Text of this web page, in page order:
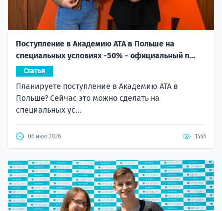
Поступление в Академию ATA в Польше на
специальных условиях -50% - официальный п...
Статья
Планируете поступление в Академию ATA в
Польше? Сейчас это можно сделать на
специальных ус...
06 июл 2026 1456